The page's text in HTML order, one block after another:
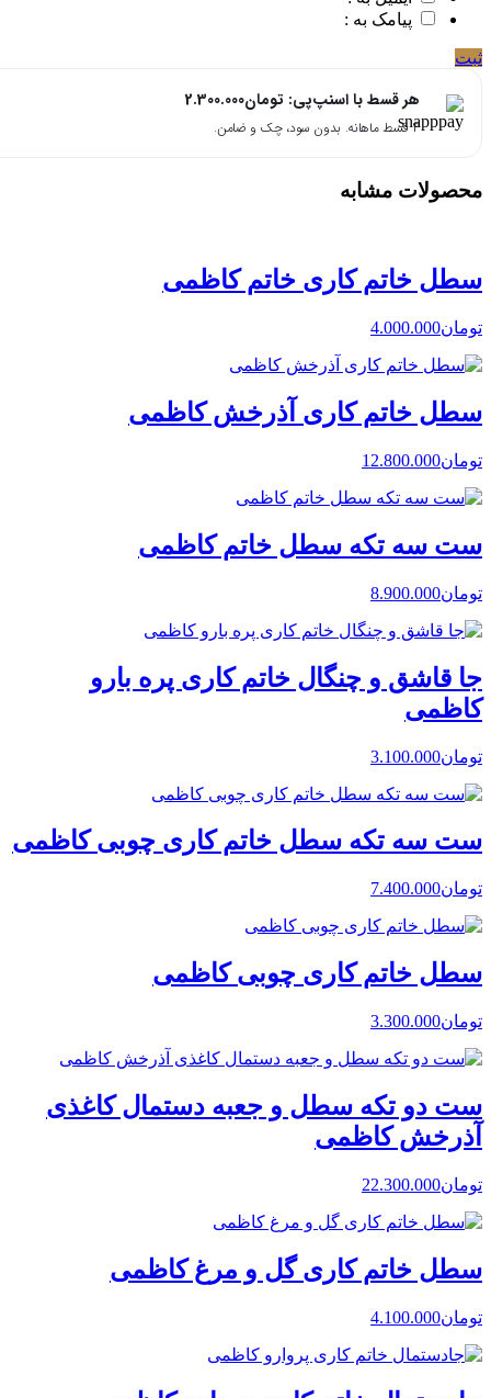
پیامک به :
ثبت
هر قسط با اسنپ‌پی: تومان2.300.000
۴ قسط ماهانه. بدون سود، چک و ضامن.
محصولات مشابه
سطل خاتم کاری خاتم کاظمی
تومان4.000.000
سطل خاتم کاری آذرخش کاظمی
تومان12.800.000
ست سه تکه سطل خاتم کاظمی
تومان8.900.000
جا قاشق و چنگال خاتم کاری پره بارو
کاظمی
تومان3.100.000
ست سه تکه سطل خاتم کاری چوبی کاظمی
تومان7.400.000
سطل خاتم کاری چوبی کاظمی
تومان3.300.000
ست دو تکه سطل و جعبه دستمال کاغذی
آذرخش کاظمی
تومان22.300.000
سطل خاتم کاری گل و مرغ کاظمی
تومان4.100.000